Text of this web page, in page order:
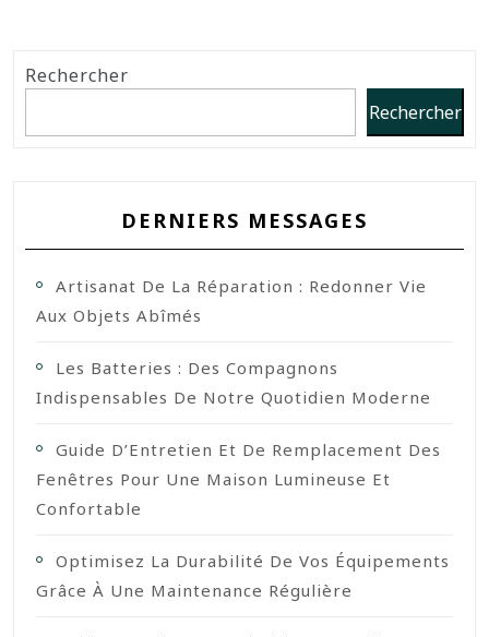
Rechercher
Rechercher
DERNIERS MESSAGES
Artisanat De La Réparation : Redonner Vie
Aux Objets Abîmés
Les Batteries : Des Compagnons
Indispensables De Notre Quotidien Moderne
Guide D’Entretien Et De Remplacement Des
Fenêtres Pour Une Maison Lumineuse Et
Confortable
Optimisez La Durabilité De Vos Équipements
Grâce À Une Maintenance Régulière